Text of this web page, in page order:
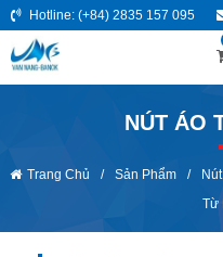
Hotline: (+84) 2835 157 095
NÚT ÁO
Trang Chủ / Sản Phẩm /
Từ